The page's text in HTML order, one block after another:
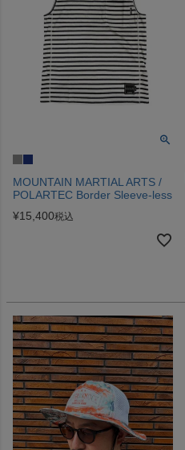
MOUNTAIN MARTIAL ARTS /
POLARTEC Border Sleeve-less
¥15,400税込